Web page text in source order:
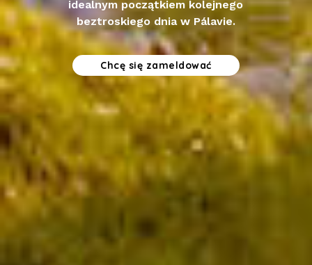
idealnym początkiem kolejnego
beztroskiego dnia w Pálavie.
Chcę się zameldować